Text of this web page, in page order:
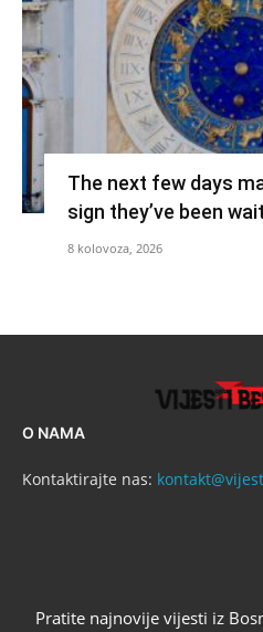
The next few days
sign they’ve been
8 kolovoza, 2026
O NAMA
Kontaktirajte nas:
Pratite najnovije vijesti iz